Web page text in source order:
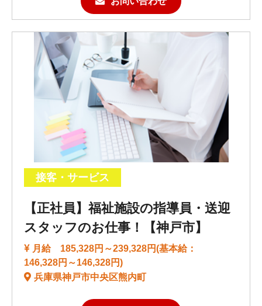
接客・サービス
【正社員】福祉施設の指導員・送迎
スタッフのお仕事！【神戸市】
月給 185,328円～239,328円(基本給：
146,328円～146,328円)
兵庫県神戸市中央区熊内町